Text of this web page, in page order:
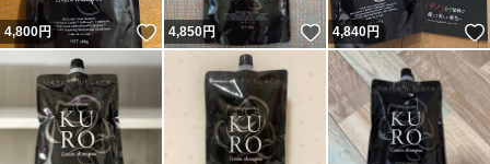
4,800円 いいね！
4,850円 いいね！
4,840円